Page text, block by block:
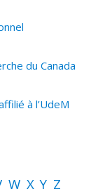
du Canada
à l’UdeM
W X Y Z